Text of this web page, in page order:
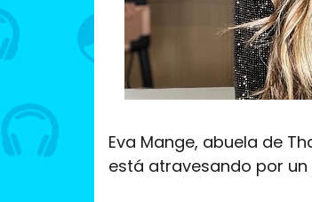
Eva Mange, abuela de
está atravesando por